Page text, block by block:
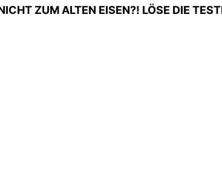
ZUM ALTEN EISEN?! LÖSE DIE